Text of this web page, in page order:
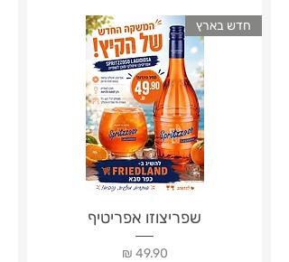
חדש בארץ
שפריצוזו אפריטיף
מחיר